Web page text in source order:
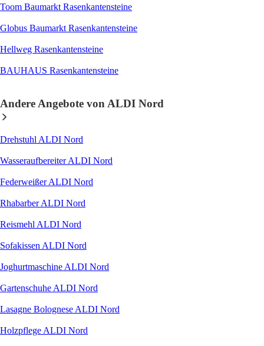
Toom Baumarkt Rasenkantensteine
Globus Baumarkt Rasenkantensteine
Hellweg Rasenkantensteine
BAUHAUS Rasenkantensteine
Andere Angebote von ALDI Nord
Drehstuhl ALDI Nord
Wasseraufbereiter ALDI Nord
Federweißer ALDI Nord
Rhabarber ALDI Nord
Reismehl ALDI Nord
Sofakissen ALDI Nord
Joghurtmaschine ALDI Nord
Gartenschuhe ALDI Nord
Lasagne Bolognese ALDI Nord
Holzpflege ALDI Nord